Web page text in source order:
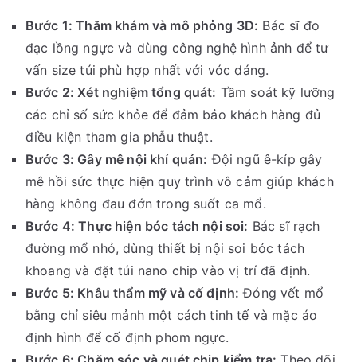
Bước 1: Thăm khám và mô phỏng 3D: Bác sĩ đo
đạc lồng ngực và dùng công nghệ hình ảnh để tư
vấn size túi phù hợp nhất với vóc dáng.
Bước 2: Xét nghiệm tổng quát: Tầm soát kỹ lưỡng
các chỉ số sức khỏe để đảm bảo khách hàng đủ
điều kiện tham gia phẫu thuật.
Bước 3: Gây mê nội khí quản: Đội ngũ ê-kíp gây
mê hồi sức thực hiện quy trình vô cảm giúp khách
hàng không đau đớn trong suốt ca mổ.
Bước 4: Thực hiện bóc tách nội soi: Bác sĩ rạch
đường mổ nhỏ, dùng thiết bị nội soi bóc tách
khoang và đặt túi nano chip vào vị trí đã định.
Bước 5: Khâu thẩm mỹ và cố định: Đóng vết mổ
bằng chỉ siêu mảnh một cách tinh tế và mặc áo
định hình để cố định phom ngực.